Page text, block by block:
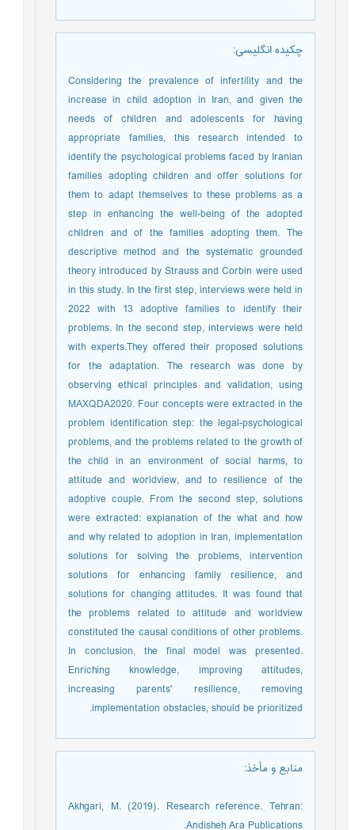
چکیده انگلیسی:
Considering the prevalence of infertility and the
increase in child adoption in Iran, and given the
needs of children and adolescents for having
appropriate families, this research intended to
identify the psychological problems faced by Iranian
families adopting children and offer solutions for
them to adapt themselves to these problems as a
step in enhancing the well-being of the adopted
children and of the families adopting them. The
descriptive method and the systematic grounded
theory introduced by Strauss and Corbin were used
in this study. In the first step, interviews were held in
2022 with 13 adoptive families to identify their
problems. In the second step, interviews were held
with experts.They offered their proposed solutions
for the adaptation. The research was done by
observing ethical principles and validation, using
MAXQDA2020. Four concepts were extracted in the
problem identification step: the legal-psychological
problems, and the problems related to the growth of
the child in an environment of social harms, to
attitude and worldview, and to resilience of the
adoptive couple. From the second step, solutions
were extracted: explanation of the what and how
and why related to adoption in Iran, implementation
solutions for solving the problems, intervention
solutions for enhancing family resilience, and
solutions for changing attitudes. It was found that
the problems related to attitude and worldview
constituted the causal conditions of other problems.
In conclusion, the final model was presented.
Enriching knowledge, improving attitudes,
increasing parents' resilience, removing
implementation obstacles, should be prioritized.
منابع و مأخذ:
Akhgari, M. (2019). Research reference. Tehran:
Andisheh Ara Publications.